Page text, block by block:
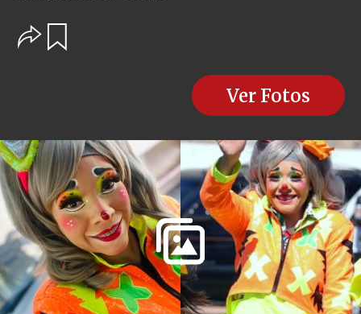
O
p
s
d
e
c
o
m
p
a
r
t
i
r
Ver Fotos